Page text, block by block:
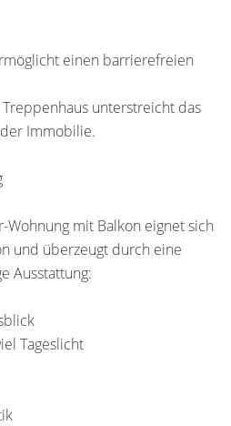
einen barrierefreien
unterstreicht das
Immobilie.
Wohnung mit Balkon eignet sich
und überzeugt durch eine
Ausstattung:
Tageslicht